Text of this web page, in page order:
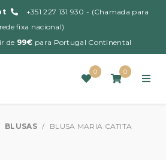
+351 227 131 930 - (Chamada para
rede fixa nacional)
de 99€ para Portugal Continental
0 0
BLUSAS /
BLUSA MARIA CATITA